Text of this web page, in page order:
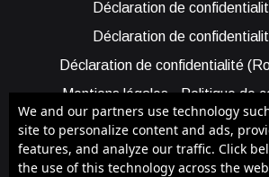
Déclaration de
Déclaration de
Déclaration de confidentialité
Mentions légales
Politique de
Cookie Policy (AUS)
Cookie
Qui sommes-nous ?
Participer à
We and our partners use technology
site to personalize content and ads,
features, and analyze our traffic. Click
the use of this technology across the